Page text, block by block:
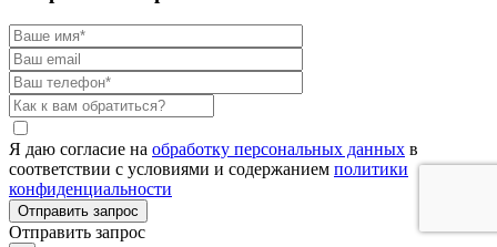
Я даю согласие на обработку персональных данных в
соответствии с условиями и содержанием политики
конфиденциальности
Отправить запрос